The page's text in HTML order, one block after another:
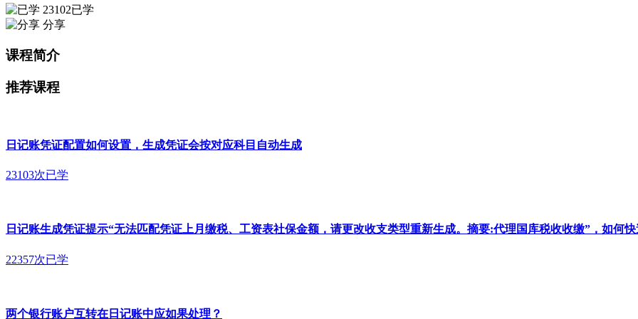
23102已学
分享
课程简介
推荐课程
日记账凭证配置如何设置，生成凭证会按对应科目自动生成
23103次已学
日记账生成凭证提示“无法匹配凭证上月缴税、工资表社保金额，请更改收支类型重新生成。摘要:代理国库税收收缴”，如何
22357次已学
两个银行账户互转在日记账中应如果处理？